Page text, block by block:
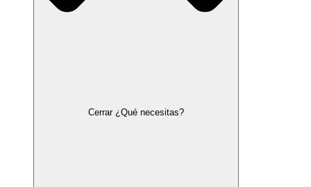
Cerrar ¿Qué necesitas?